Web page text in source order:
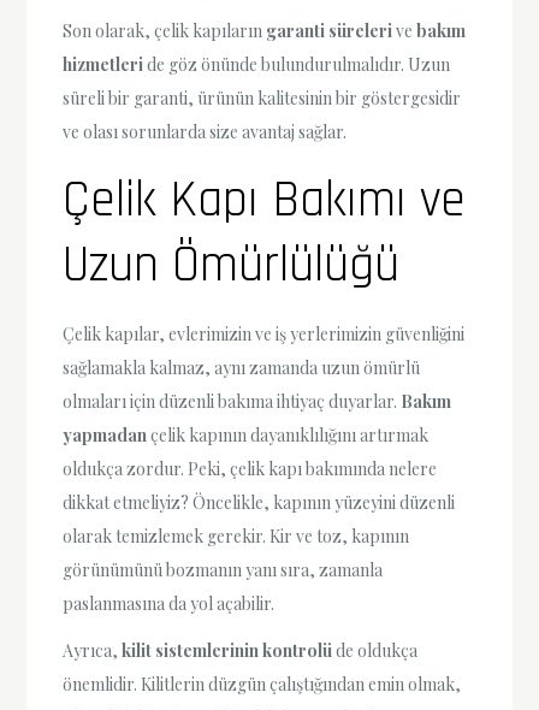
Son olarak, çelik kapıların garanti süreleri vebakım
hizmetleri de göz önünde bulundurulmalıdır. Uzun
süreli bir garanti, ürünün kalitesinin bir göstergesidir
ve olası sorunlarda size avantaj sağlar.
Çelik Kapı Bakımı ve
Uzun Ömürlülüğü
Çelik kapılar, evlerimizin ve iş yerlerimizin güvenliğini
sağlamakla kalmaz, aynı zamanda uzun ömürlü
olmaları için düzenli bakıma ihtiyaç duyarlar. Bakım
yapmadan çelik kapının dayanıklılığını artırmak
oldukça zordur. Peki, çelik kapı bakımında nelere
dikkat etmeliyiz? Öncelikle, kapının yüzeyini düzenli
olarak temizlemek gerekir. Kir ve toz, kapının
görünümünü bozmanın yanı sıra, zamanla
paslanmasına da yol açabilir.
Ayrıca,kilit sistemlerinin kontrolüde oldukça
önemlidir. Kilitlerin düzgün çalıştığından emin olmak,